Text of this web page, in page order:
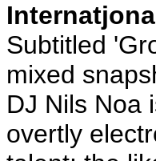
Subtitled
mixed
DJ Nils Noa
overtly